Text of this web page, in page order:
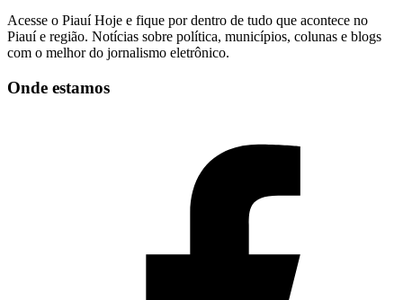
Acesse o Piauí Hoje e fique por dentro de tudo que acontece no
Piauí e região. Notícias sobre política, municípios, colunas e blogs
com o melhor do jornalismo eletrônico.
Onde estamos